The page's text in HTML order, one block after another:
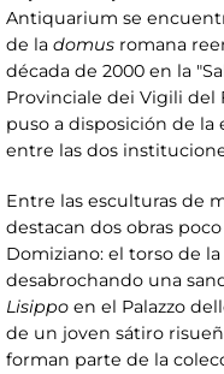
Antiquarium se
de la domus romana
década de 2000 en la
Provinciale dei Vigili del
puso a disposición de la
entre las dos
Entre las esculturas de
destacan dos obras
Domiziano: el torso de
desabrochando una
Lisippo en el Palazzo
de un joven sátiro
forman parte de la